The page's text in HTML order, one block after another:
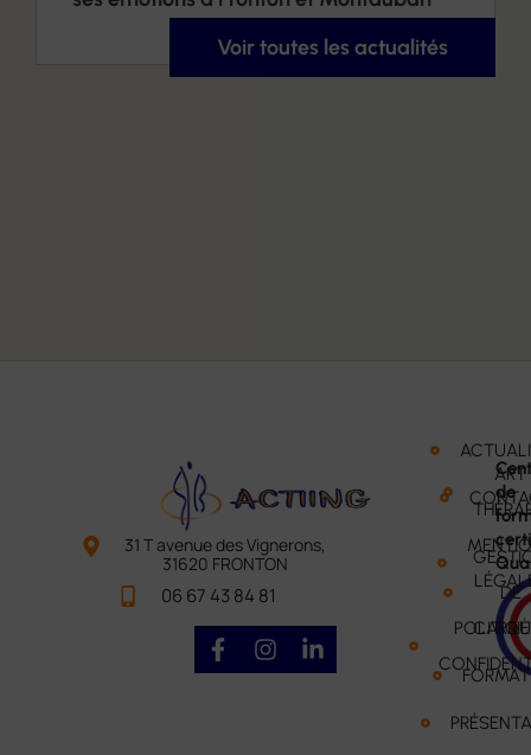
Voir toutes les actualités
31 T avenue des Vignerons,
31620 FRONTON
06 67 43 84 81
de
ART
DE